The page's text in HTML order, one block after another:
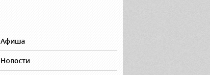
Афиша
Новости